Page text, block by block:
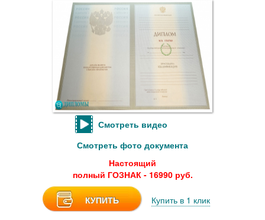
Смотреть видео
Смотреть фото документа
Настоящий
полный ГОЗНАК - 16990 руб.
КУПИТЬ Купить в 1 клик